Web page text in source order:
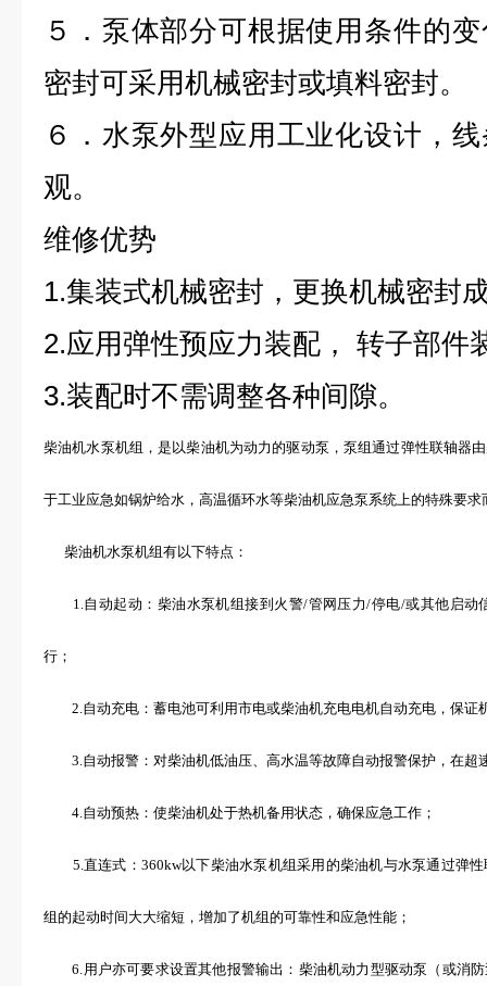
５．泵体部分可根据使用条件的
密封可采用机械密封或填料密封。
６．水泵外型应用工业化设计，
观。
维修优势
1.集装式机械密封，更换机械密封
2.应用弹性预应力装配， 转子部件
3.装配时不需调整各种间隙。
柴油机水泵机组，是以柴油机为动力的驱动泵，泵组通过弹性联轴器
于工业应急如锅炉给水，高温循环水等柴油机应急泵系统上的特殊要
柴油机水泵机组有以下特点：
1.自动起动：柴油水泵机组接到火警/管网压力/停电/或其他启动
行；
2.自动充电：蓄电池可利用市电或柴油机充电电机自动充电，保证
3.自动报警：对柴油机低油压、高水温等故障自动报警保护，在超
4.自动预热：使柴油机处于热机备用状态，确保应急工作；
5.直连式：360kw以下柴油水泵机组采用的柴油机与水泵通过弹性
组的起动时间大大缩短，增加了机组的可靠性和应急性能；
6.用户亦可要求设置其他报警输出：柴油机动力型驱动泵（或消防